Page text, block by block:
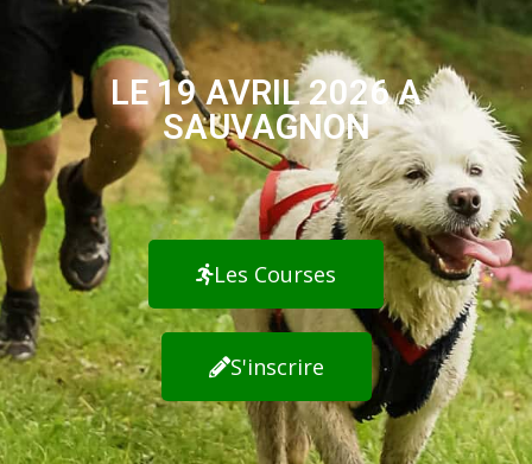
LE 19 AVRIL 2026 A
SAUVAGNON
Les Courses
S'inscrire